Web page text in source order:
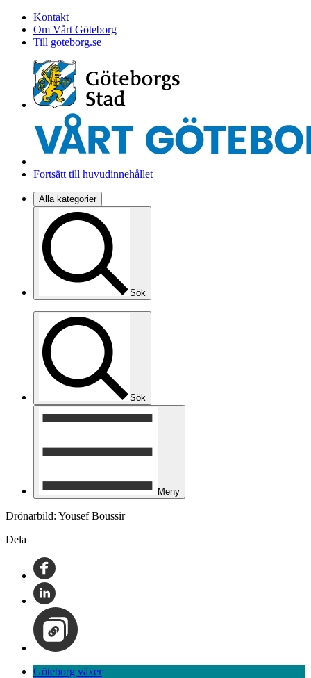
Kontakt
Om Vårt Göteborg
Till goteborg.se
Fortsätt till huvudinnehållet
Alla kategorier
Sök
Sök
Meny
Drönarbild: Yousef Boussir
Dela
Göteborg växer